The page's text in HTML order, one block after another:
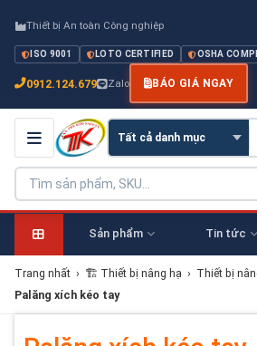
Thiết bị An toàn Công nghiệp
ISO 9001 LOTO CERTIFIED OSHA
0912.124.679 Zalo BÁO GIÁ NGAY
Sản phẩm Tin tức
Trang nhất › 🏗 Thiết bị nâng hạ › Thiết bị
Palăng xích kéo tay